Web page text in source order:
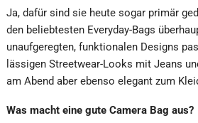
Ja, dafür sind sie heute sogar primär
den beliebtesten Everyday-Bags
unaufgeregten, funktionalen Designs
lässigen Streetwear-Looks mit Jeans
am Abend aber ebenso elegant zum
Was macht eine gute Camera Bag aus?